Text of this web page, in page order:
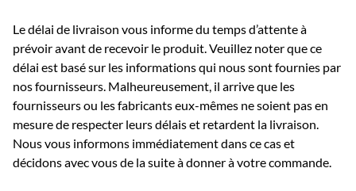
Le délai de livraison vous informe du temps d’attente à
prévoir avant de recevoir le produit. Veuillez noter que ce
délai est basé sur les informations qui nous sont fournies par
nos fournisseurs. Malheureusement, il arrive que les
fournisseurs ou les fabricants eux-mêmes ne soient pas en
mesure de respecter leurs délais et retardent la livraison.
Nous vous informons immédiatement dans ce cas et
décidons avec vous de la suite à donner à votre commande.